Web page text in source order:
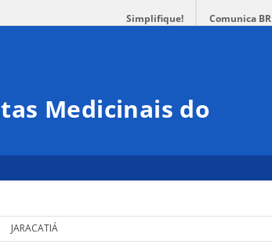
Simplifique! Comunica BR
Medicinais do
JARACATIÁ